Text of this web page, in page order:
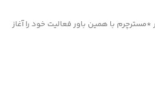
با همین باور فعالیت خود را آغاز